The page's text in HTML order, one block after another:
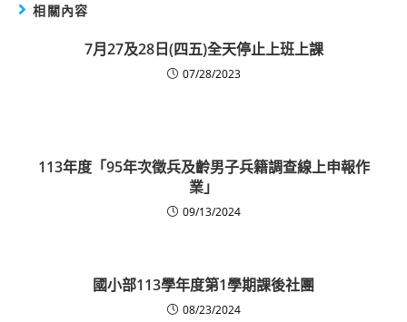
相關內容
7月27及28日(四五)全天停止上班上課
07/28/2023
113年度「95年次徵兵及齡男子兵籍調查線上申報作
業」
09/13/2024
國小部113學年度第1學期課後社團
08/23/2024